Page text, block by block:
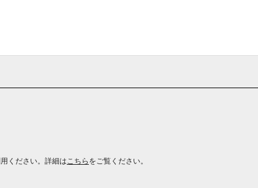
ください。詳細は こちらをご覧ください。